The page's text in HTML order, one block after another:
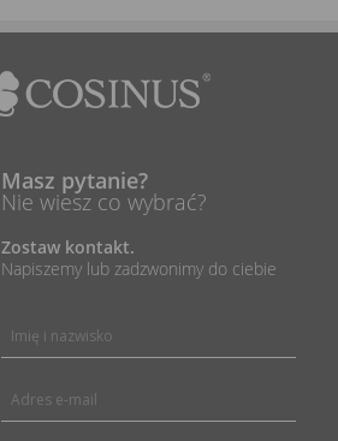
Masz pytanie?
Nie wiesz co wybrać?
Zostaw kontakt.
Napiszemy lub zadzwonimy do ciebie